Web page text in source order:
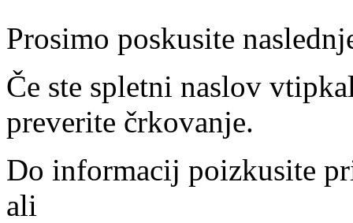
Prosimo poskusite
Če ste spletni naslov
preverite črkovanje.
Do informacij poizkusite
ali